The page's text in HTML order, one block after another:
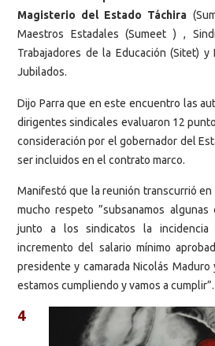
Magisterio del Estado Táchira
Maestros Estadales (Sumeet ) ,
Trabajadores de la Educación (Sitet) y
Jubilados.
Dijo Parra que en este encuentro las
dirigentes sindicales evaluaron 12
consideración por el gobernador del
ser incluidos en el contrato marco.
Manifestó que la reunión transcurrió en
mucho respeto ”subsanamos algunas
junto a los sindicatos la
incremento del salario mínimo
presidente y camarada Nicolás
estamos cumpliendo y vamos a cumplir”.
4